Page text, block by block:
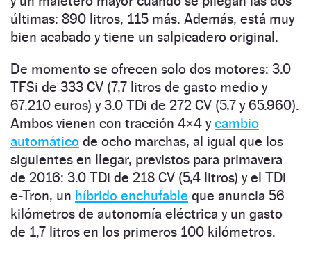
últimas: 890 litros, 115 más. Además, está muy
bien acabado y tiene un salpicadero original.
De momento se ofrecen solo dos motores: 3.0
TFSi de 333 CV (7,7 litros de gasto medio y
67.210 euros) y 3.0 TDi de 272 CV (5,7 y 65.960).
Ambos vienen con tracción 4×4 ycambio
automático de ocho marchas, al igual que los
siguientes en llegar, previstos para primavera
de 2016: 3.0 TDi de 218 CV (5,4 litros) y el TDi
e-Tron, un híbrido enchufable que anuncia 56
kilómetros de autonomía eléctrica y un gasto
de 1,7 litros en los primeros 100 kilómetros.